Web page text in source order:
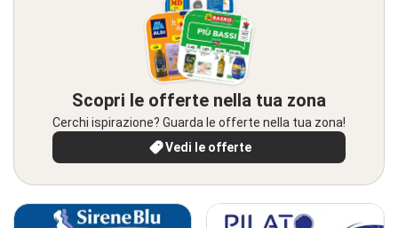
Scopri le offerte nella tua zona
Cerchi ispirazione? Guarda le offerte nella tua zona!
Vedi le offerte